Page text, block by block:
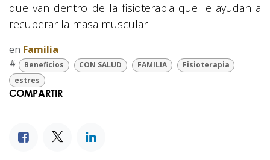
que van dentro de la fisioterapia que le ayudan a
recuperar la masa muscular
en Familia
#
Beneficios CON SALUD FAMILIA
Fisioterapia
estres
COMPARTIR